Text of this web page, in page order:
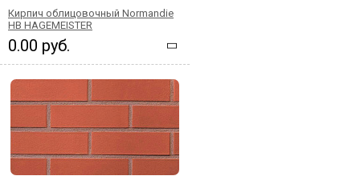
Кирпич облицовочный Normandie
HB HAGEMEISTER
0.00 руб.